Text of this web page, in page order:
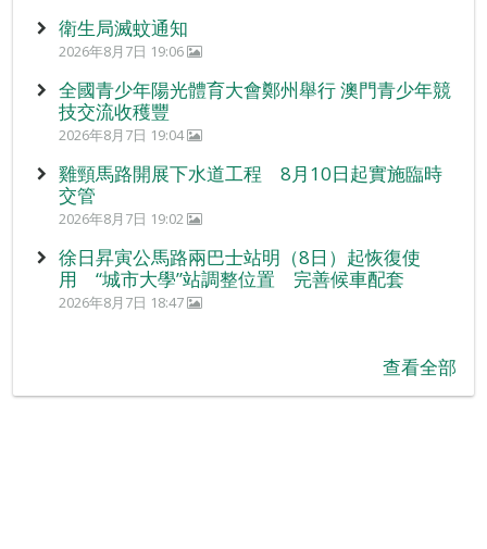
衛生局滅蚊通知
2026年8月7日 19:06
全國青少年陽光體育大會鄭州舉行 澳門青少年競
技交流收穫豐
2026年8月7日 19:04
雞頸馬路開展下水道工程 8月10日起實施臨時
交管
2026年8月7日 19:02
徐日昇寅公馬路兩巴士站明（8日）起恢復使
用 “城市大學”站調整位置 完善候車配套
2026年8月7日 18:47
查看全部